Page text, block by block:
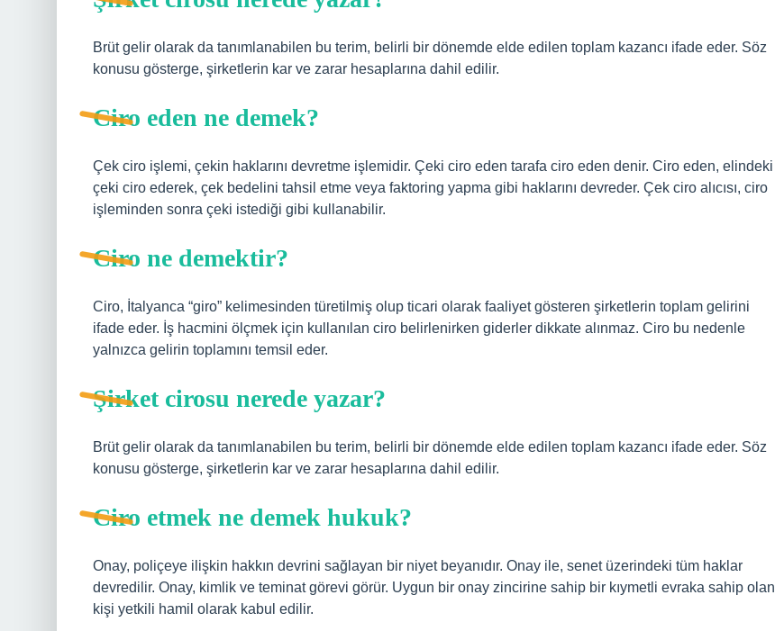
Brüt gelir olarak da tanımlanabilen bu terim, belirli bir dönemde elde edilen toplam kazancı ifade eder. Söz
konusu gösterge, şirketlerin kar ve zarar hesaplarına dahil edilir.
Ciro eden ne demek?
Çek ciro işlemi, çekin haklarını devretme işlemidir. Çeki ciro eden tarafa ciro eden denir. Ciro eden, elindeki
çeki ciro ederek, çek bedelini tahsil etme veya faktoring yapma gibi haklarını devreder. Çek ciro alıcısı, ciro
işleminden sonra çeki istediği gibi kullanabilir.
Ciro ne demektir?
Ciro, İtalyanca “giro” kelimesinden türetilmiş olup ticari olarak faaliyet gösteren şirketlerin toplam gelirini
ifade eder. İş hacmini ölçmek için kullanılan ciro belirlenirken giderler dikkate alınmaz. Ciro bu nedenle
yalnızca gelirin toplamını temsil eder.
Şirket cirosu nerede yazar?
Brüt gelir olarak da tanımlanabilen bu terim, belirli bir dönemde elde edilen toplam kazancı ifade eder. Söz
konusu gösterge, şirketlerin kar ve zarar hesaplarına dahil edilir.
Ciro etmek ne demek hukuk?
Onay, poliçeye ilişkin hakkın devrini sağlayan bir niyet beyanıdır. Onay ile, senet üzerindeki tüm haklar
devredilir. Onay, kimlik ve teminat görevi görür. Uygun bir onay zincirine sahip bir kıymetli evraka sahip olan
kişi yetkili hamil olarak kabul edilir.